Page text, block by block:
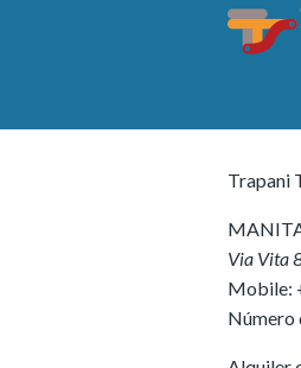
Trapani
Via Vita
Mobile:
Número